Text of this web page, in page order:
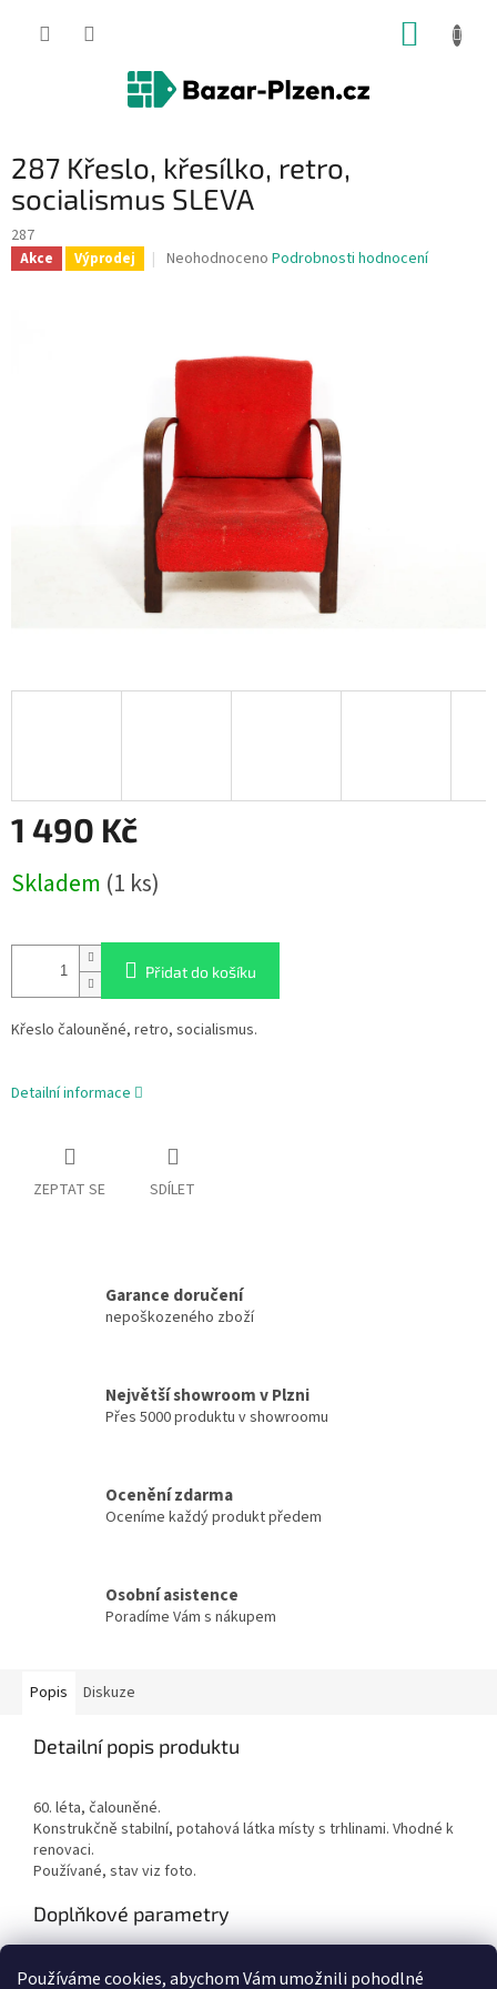
Používáme cookies, abychom Vám umožnili pohodlné
287 Křeslo, křesílko, retro,
socialismus SLEVA
287
Akce Výprodej
Průměrné
hvězdiček.
Neohodnoceno Podrobnosti hodnocení
1 490 Kč
cena:
Skladem (1 ks)
Přidat do košíku
Křeslo čalouněné, retro, socialismus.
Detailní informace
ZEPTAT SE SDÍLET
Garance doručení
nepoškozeného zboží
Největší showroom v Plzni
Přes 5000 produktu v showroomu
Ocenění zdarma
Oceníme každý produkt předem
Osobní asistence
Poradíme Vám s nákupem
Popis Diskuze
Detailní popis produktu
60. léta, čalouněné.
Konstrukčně stabilní, potahová látka místy s trhlinami. Vhodné k
renovaci.
Používané, stav viz foto.
Doplňkové parametry
Hmotnost: 7 kg